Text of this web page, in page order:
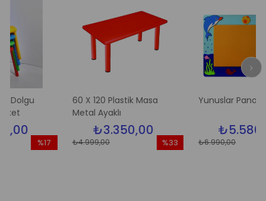
60 X 120 Plastik Masa
Metal Ayaklı
₺3.350,00
₺4.999,00
Yunuslar Pano
₺5.580,00
₺6.990,00